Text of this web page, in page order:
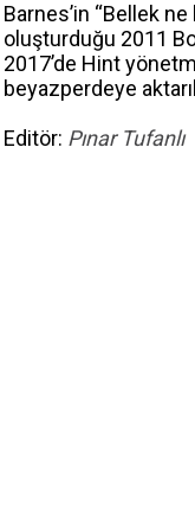
Barnes’in “Bellek
oluşturduğu 2011
2017’de Hint
beyazperdeye
Editör: Pınar Tufanlı